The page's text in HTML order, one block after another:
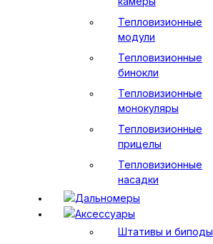
Тепловизионные
модули
Тепловизионные
бинокли
Тепловизионные
монокуляры
Тепловизионные
прицелы
Тепловизионные
насадки
Дальномеры
Аксессуары
Штативы и биподы